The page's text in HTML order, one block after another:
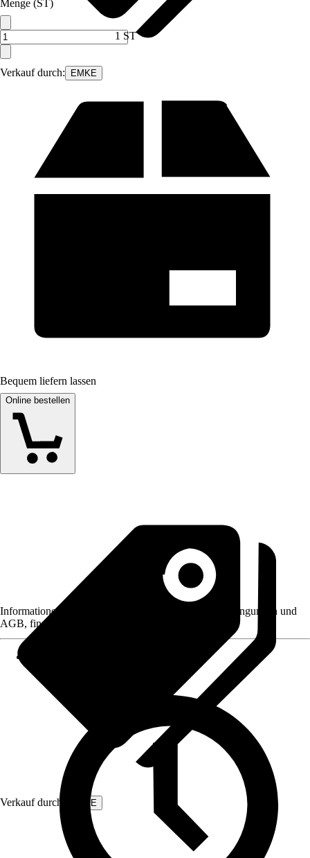
Verkauf durch: EMKE
Menge (ST)
1 ST
Bequem liefern lassen
Online bestellen
Verkauf durch: EMKE
Informationen des Verkäufers, wie z. B. Rückgabebedingungen und
AGB, finden Sie bei Klick auf den Verkäufernamen.